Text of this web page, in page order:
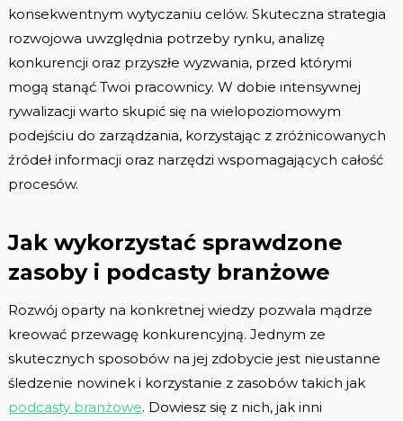
konsekwentnym wytyczaniu celów. Skuteczna strategia
rozwojowa uwzględnia potrzeby rynku, analizę
konkurencji oraz przyszłe wyzwania, przed którymi
mogą stanąć Twoi pracownicy. W dobie intensywnej
rywalizacji warto skupić się na wielopoziomowym
podejściu do zarządzania, korzystając z zróżnicowanych
źródeł informacji oraz narzędzi wspomagających całość
procesów.
Jak wykorzystać sprawdzone
zasoby i podcasty branżowe
Rozwój oparty na konkretnej wiedzy pozwala mądrze
kreować przewagę konkurencyjną. Jednym ze
skutecznych sposobów na jej zdobycie jest nieustanne
śledzenie nowinek i korzystanie z zasobów takich jak
podcasty branżowe. Dowiesz się z nich, jak inni